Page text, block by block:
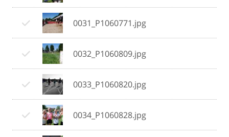
0031_P1060771.jpg
0032_P1060809.jpg
0033_P1060820.jpg
0034_P1060828.jpg